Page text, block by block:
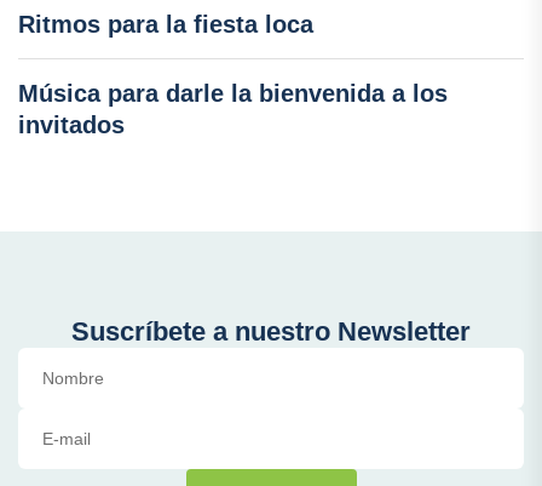
Ritmos para la fiesta loca
Música para darle la bienvenida a los
invitados
Suscríbete a nuestro Newsletter